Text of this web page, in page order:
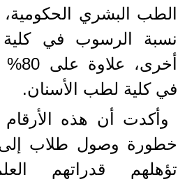
نسبة الرسوب في
في كلية لطب الأسنان.
وأكدت أن هذه
خطورة وصول طلاب إلى
تؤهلهم قدراتهم